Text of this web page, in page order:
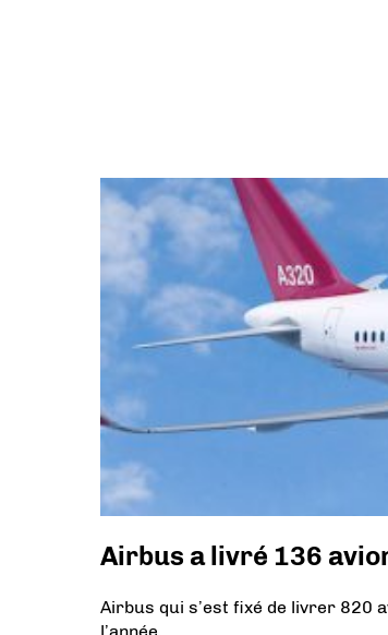
Airbus a livré 136
Airbus qui s’est fixé de livrer 820
l’année.